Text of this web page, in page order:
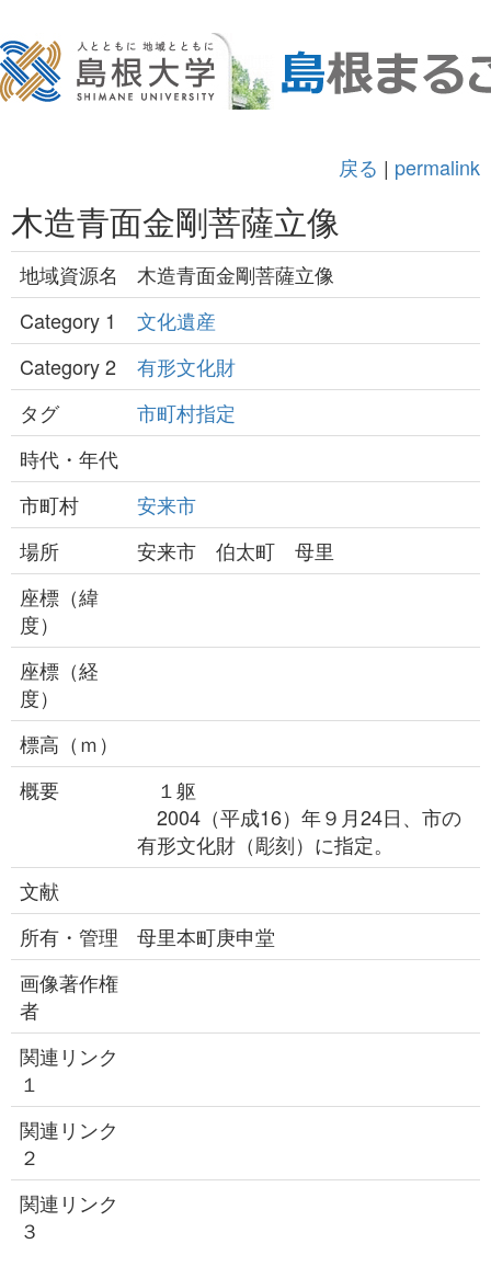
戻る | permalink
木造青面金剛菩薩立像
地域資源名
木造青面金剛菩薩立像
Category 1
文化遺産
Category 2
有形文化財
タグ
市町村指定
時代・年代
市町村
安来市
場所
安来市 伯太町 母里
座標（緯
度）
座標（経
度）
標高（ｍ）
概要
１躯
2004（平成16）年９月24日、市の
有形文化財（彫刻）に指定。
文献
所有・管理
母里本町庚申堂
画像著作権
者
関連リンク
１
関連リンク
２
関連リンク
３